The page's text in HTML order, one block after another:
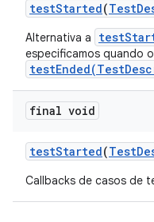
testStarted(Test
Alternativa a
especificamos quando
final void
testStarted(Test
Callbacks de casos de